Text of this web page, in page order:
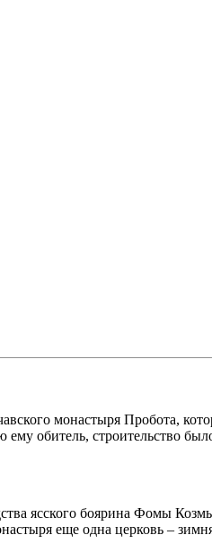
монастыря Пробота,
обитель, строительство
ясского боярина Фомы
еще одна церковь –